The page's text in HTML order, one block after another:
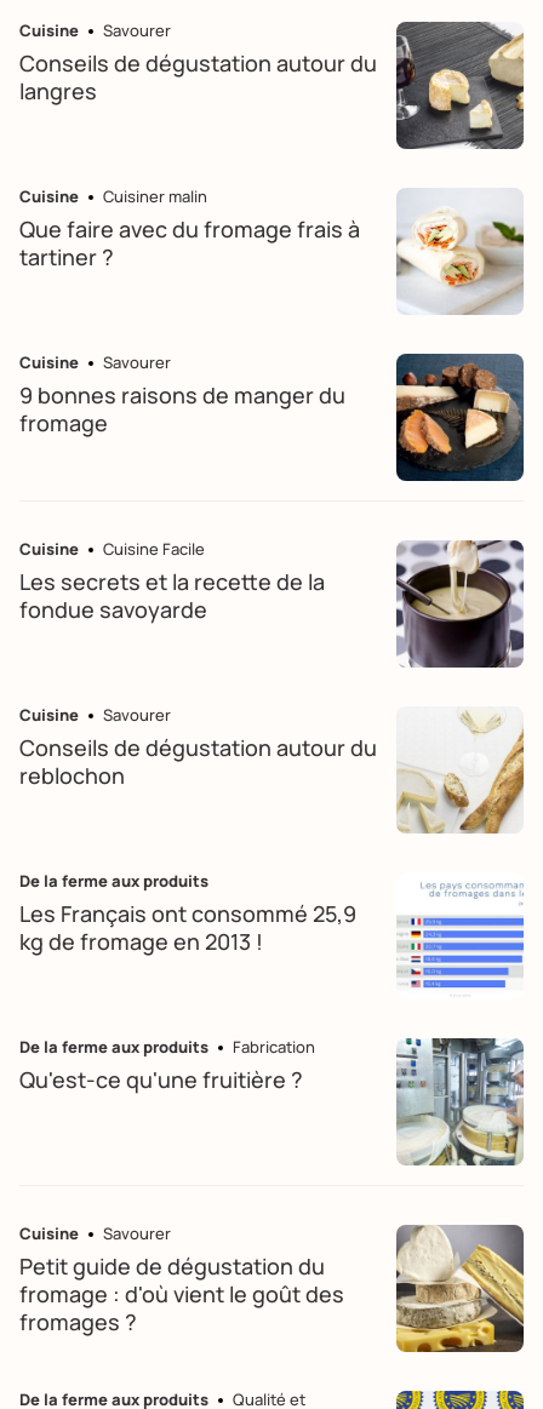
Cuisine Savourer
Conseils de dégustation autour du
langres
Cuisine Cuisiner malin
Que faire avec du fromage frais à
tartiner ?
Cuisine Savourer
9 bonnes raisons de manger du
fromage
Cuisine Cuisine Facile
Les secrets et la recette de la
fondue savoyarde
Cuisine Savourer
Conseils de dégustation autour du
reblochon
De la ferme aux produits
Les Français ont consommé 25,9
kg de fromage en 2013 !
De la ferme aux produits Fabrication
Qu'est-ce qu'une fruitière ?
Cuisine Savourer
Petit guide de dégustation du
fromage : d'où vient le goût des
fromages ?
De la ferme aux produits
Qualité et